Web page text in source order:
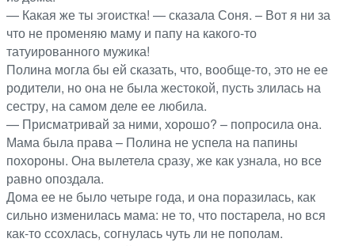
— Какая же ты эгоистка! — сказала Соня. – Вот я ни за
что не променяю маму и папу на какого-то
татуированного мужика!
Полина могла бы ей сказать, что, вообще-то, это не ее
родители, но она не была жестокой, пусть злилась на
сестру, на самом деле ее любила.
— Присматривай за ними, хорошо? – попросила она.
Мама была права – Полина не успела на папины
похороны. Она вылетела сразу, же как узнала, но все
равно опоздала.
Дома ее не было четыре года, и она поразилась, как
сильно изменилась мама: не то, что постарела, но вся
как-то ссохлась, согнулась чуть ли не пополам.